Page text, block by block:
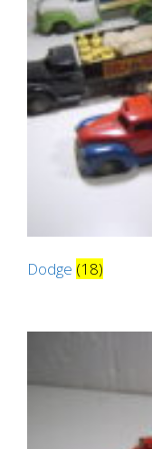
Dodge (18)